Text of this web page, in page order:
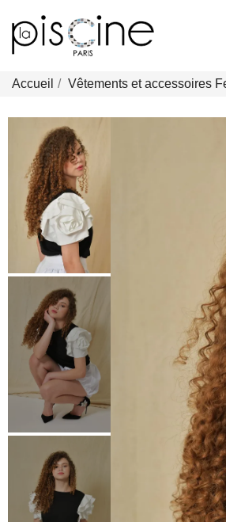
Accueil Vêtements et accessoires